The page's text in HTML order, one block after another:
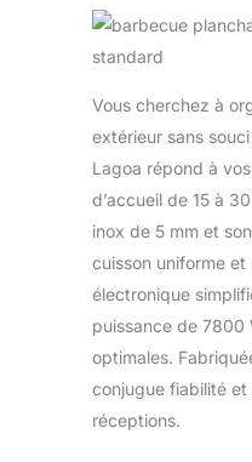
Vous cherchez à
extérieur sans
Lagoa répond à
d’accueil de 15 à
inox de 5 mm et
cuisson uniforme
électronique
puissance de 7800
optimales.
conjugue fiabilité
réceptions.